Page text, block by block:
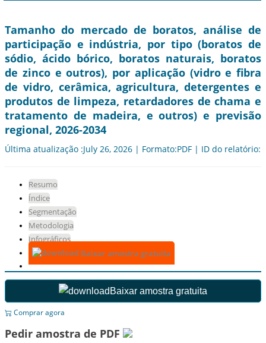
Tamanho do mercado de boratos, análise de
participação e indústria, por tipo (boratos de
sódio, ácido bórico, boratos naturais, boratos
de zinco e outros), por aplicação (vidro e fibra
de vidro, cerâmica, agricultura, detergentes e
produtos de limpeza, retardadores de chama e
tratamento de madeira, e outros) e previsão
regional, 2026-2034
Última atualização :July 26, 2026 | Formato:PDF | ID do relatório:
Resumo
Índice
Segmentação
Metodologia
Infográficos
Baixar amostra gratuita
Baixar amostra gratuita
Comprar agora
Pedir amostra de PDF